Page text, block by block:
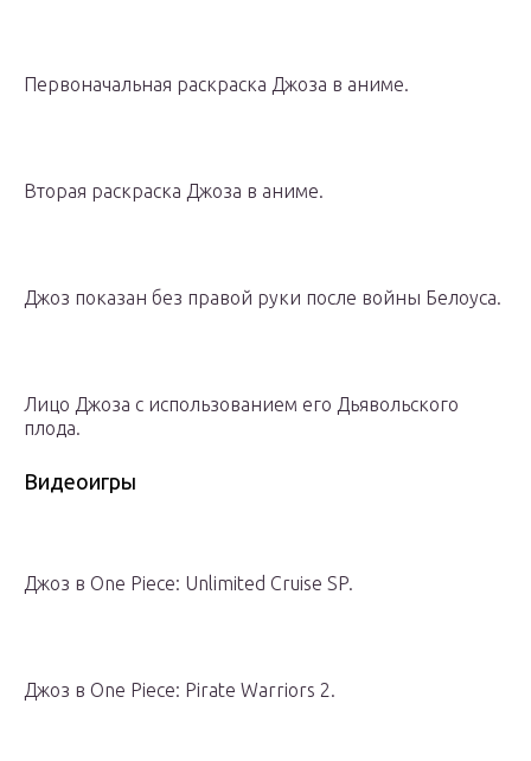
Первоначальная раскраска Джоза в аниме.
Вторая раскраска Джоза в аниме.
Джоз показан без правой руки после войны Белоуса.
Лицо Джоза с использованием его Дьявольского
плода.
Видеоигры
Джоз в One Piece: Unlimited Cruise SP.
Джоз в One Piece: Pirate Warriors 2.